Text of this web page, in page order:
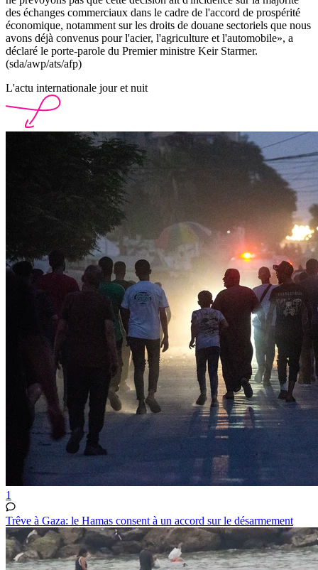
des échanges commerciaux dans le cadre de l'accord de prospérité
économique, notamment sur les droits de douane sectoriels que nous
avons déjà convenus pour l'acier, l'agriculture et l'automobile», a
déclaré le porte-parole du Premier ministre Keir Starmer.
(sda/awp/ats/afp)
L'actu internationale jour et nuit
1
Trêve à Gaza: le Hamas consent à un accord sur le désarmement